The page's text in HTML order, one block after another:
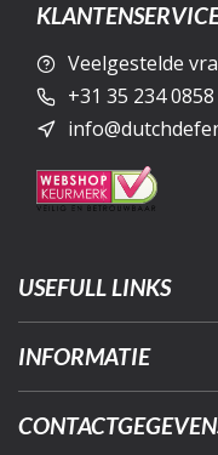
Veelgestelde
+31 35 234 0858
USEFULL LINKS
INFORMATIE